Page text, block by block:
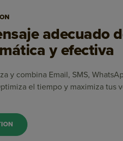
adecuado
y efectiva
y combina Email, SMS,
el tiempo y maximiza tus